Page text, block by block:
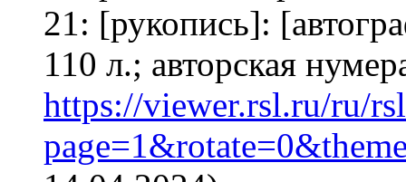
21: [рукопись]:
110 л.; авторская
https://viewer.rsl.ru/ru/